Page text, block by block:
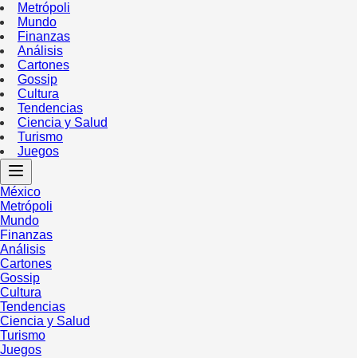
Metrópoli
Mundo
Finanzas
Análisis
Cartones
Gossip
Cultura
Tendencias
Ciencia y Salud
Turismo
Juegos
México
Metrópoli
Mundo
Finanzas
Análisis
Cartones
Gossip
Cultura
Tendencias
Ciencia y Salud
Turismo
Juegos